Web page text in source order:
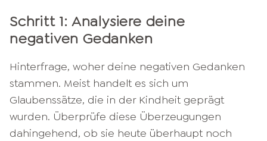
Schritt 1: Analysiere deine
negativen Gedanken
Hinterfrage, woher deine negativen Gedanken
stammen. Meist handelt es sich um
Glaubenssätze, die in der Kindheit geprägt
wurden. Überprüfe diese Überzeugungen
dahingehend, ob sie heute überhaupt noch